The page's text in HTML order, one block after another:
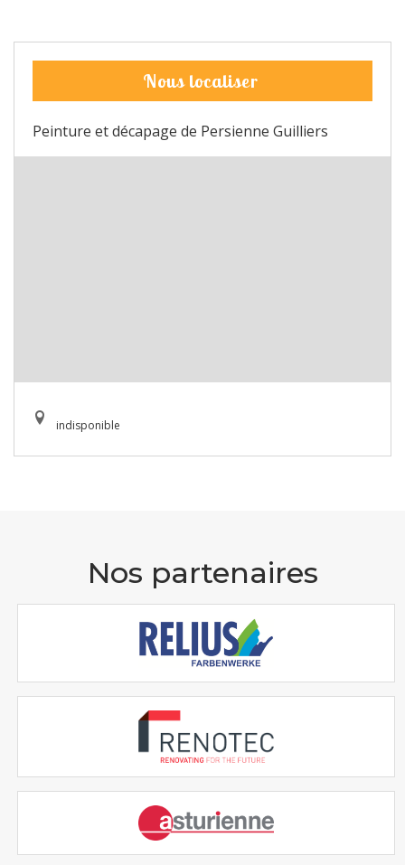
Nous localiser
Peinture et décapage de Persienne Guilliers
indisponible
Nos partenaires